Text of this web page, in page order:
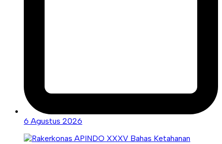
6 Agustus 2026